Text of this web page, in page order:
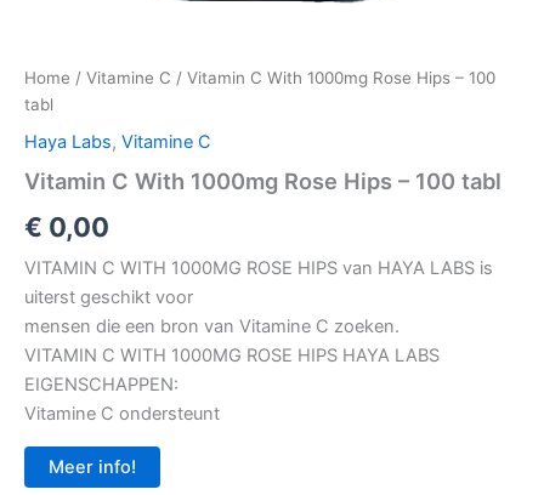
Home / Vitamine C / Vitamin C With 1000mg Rose Hips – 100
tabl
Haya Labs, Vitamine C
Vitamin C With 1000mg Rose Hips – 100 tabl
€ 0,00
VITAMIN C WITH 1000MG ROSE HIPS van HAYA LABS is
uiterst geschikt voor
mensen die een bron van Vitamine C zoeken.
VITAMIN C WITH 1000MG ROSE HIPS HAYA LABS
EIGENSCHAPPEN:
Vitamine C ondersteunt
Meer info!